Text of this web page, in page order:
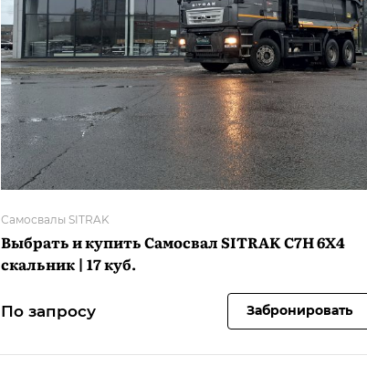
Самосвалы SITRAK
Выбрать и купить Самосвал SITRAK C7H 6Х4
скальник | 17 куб.
По запросу Забронировать